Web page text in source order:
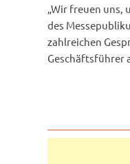
„Wir freuen uns,
des
zahlreichen
Geschäftsführer